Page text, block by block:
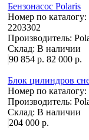
Бензонасос Polaris
Номер по каталогу:
2203302
Производитель:
Склад: В наличии
90 854 р. 82 000 р.
Блок цилиндров
Номер по каталогу:
Производитель:
Склад: В наличии
204 000 р.